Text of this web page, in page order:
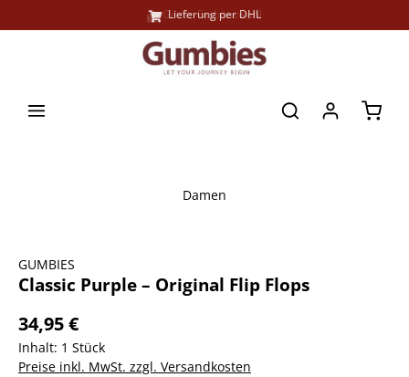
Große Farbauswahl
Lieferung per DHL
Damen
GUMBIES
Classic Purple – Original Flip Flops
34,95 €
Inhalt: 1 Stück
Preise inkl. MwSt. zzgl. Versandkosten